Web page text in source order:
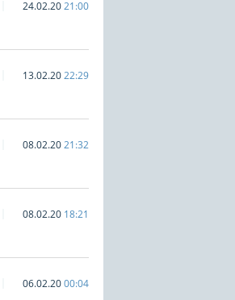
24.02.2021:00
13.02.2022:29
08.02.2021:32
08.02.20 18:21
06.02.2000:04